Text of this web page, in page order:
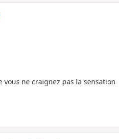
vous ne craignez pas la sensation